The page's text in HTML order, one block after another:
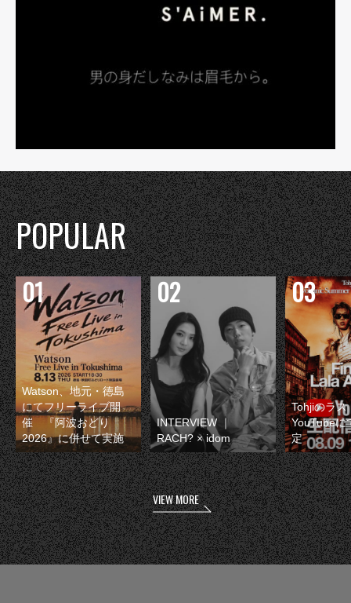
POPULAR
Watson、地元・徳島
にてフリーライブ開
催 『阿波おどり
2026』に併せて実施
INTERVIEW ｜
RACH? × idom
Tohjiのラス
YouTubeに
定
VIEW MORE